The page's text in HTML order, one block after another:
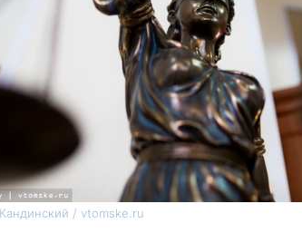
/ vtomske.ru